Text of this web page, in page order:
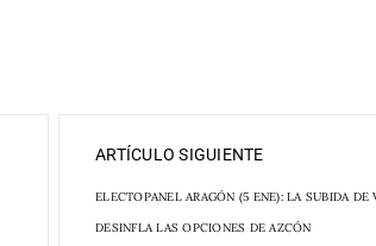
ARTÍCULO SIGUIENTE
ELECTOPANEL ARAGÓN (5 ENE): LA SUBIDA DE
DESINFLA LAS OPCIONES DE AZCÓN